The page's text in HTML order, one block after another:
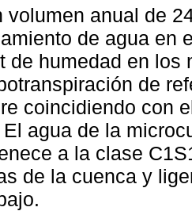
volumen anual de
de agua en
de humedad en los
de
coincidiendo con
agua de la
a la clase
de la cuenca y